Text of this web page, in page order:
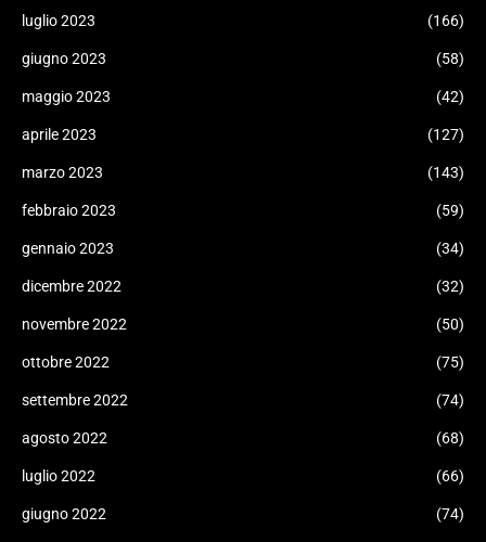
luglio 2023 (166)
giugno 2023 (58)
maggio 2023 (42)
aprile 2023 (127)
marzo 2023 (143)
febbraio 2023 (59)
gennaio 2023 (34)
dicembre 2022 (32)
novembre 2022 (50)
ottobre 2022 (75)
settembre 2022 (74)
agosto 2022 (68)
luglio 2022 (66)
giugno 2022 (74)